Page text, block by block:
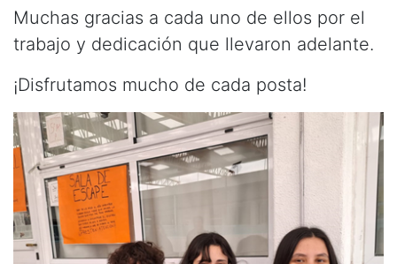
Muchas gracias a cada uno de ellos por el
trabajo y dedicación que llevaron adelante.
¡Disfrutamos mucho de cada posta!